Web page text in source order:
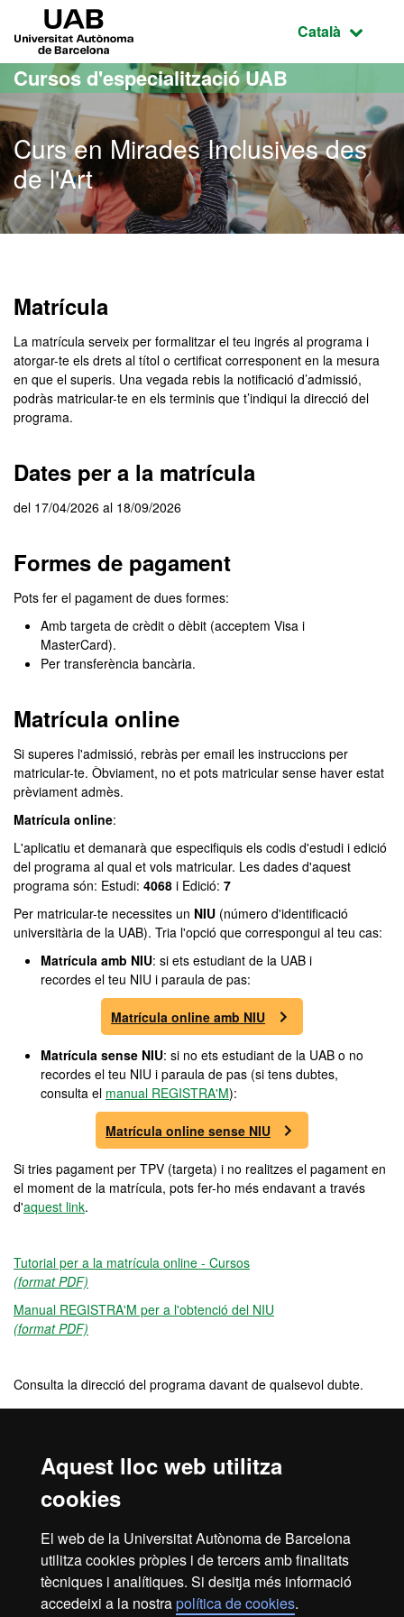
Aquest lloc web utilitza
cookies
El web de la Universitat Autònoma de Barcelona
utilitza cookies pròpies i de tercers amb finalitats
tècniques i analítiques. Si desitja més informació
accedeixi a la nostrapolítica de cookies.
Ves al contingut principal
Ves a la navegació de la pàgina
Idioma
Català
Cursos d'especialització UAB
Curs en Mirades Inclusives des
de l'Art
Matrícula
La matrícula serveix per formalitzar el teu ingrés al programa i
atorgar-te els drets al títol o certificat corresponent en la mesura
en que el superis. Una vegada rebis la notificació d’admissió,
podràs matricular-te en els terminis que t’indiqui la direcció del
programa.
Dates per a la matrícula
del 17/04/2026 al 18/09/2026
Formes de pagament
Pots fer el pagament de dues formes:
Amb targeta de crèdit o dèbit (acceptem Visa i
MasterCard).
Per transferència bancària.
Matrícula online
Si superes l'admissió, rebràs per email les instruccions per
matricular-te. Òbviament, no et pots matricular sense haver estat
prèviament admès.
Matrícula online:
L'aplicatiu et demanarà que especifiquis els codis d'estudi i edició
del programa al qual et vols matricular. Les dades d'aquest
programa són: Estudi: 4068 i Edició: 7
Per matricular-te necessites un NIU (número d'identificació
universitària de la UAB). Tria l'opció que correspongui al teu cas:
Matrícula amb NIU: si ets estudiant de la UAB i
recordes el teu NIU i paraula de pas:
Matrícula online amb NIU
Matrícula sense NIU: si no ets estudiant de la UAB o no
recordes el teu NIU i paraula de pas (si tens dubtes,
consulta el manual REGISTRA'M):
Matrícula online sense NIU
Si tries pagament per TPV (targeta) i no realitzes el pagament en
el moment de la matrícula, pots fer-ho més endavant a través
d'aquest link.
Tutorial per a la matrícula online - Cursos
(format PDF)
Manual REGISTRA'M per a l'obtenció del NIU
(format PDF)
Consulta la direcció del programa davant de qualsevol dubte.
330 €
Crèdits
5 ECTS